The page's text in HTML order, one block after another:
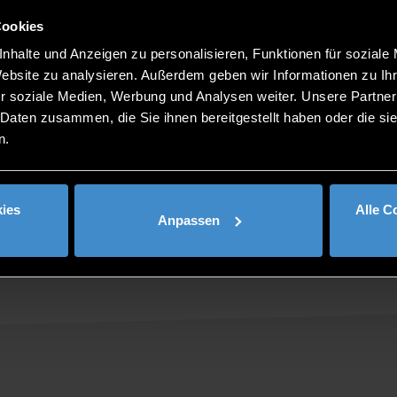
und Anzeigen zu personalisieren, Funktionen für soziale
zu analysieren. Außerdem geben wir Informationen zu
soziale Medien, Werbung und Analysen weiter. Unsere
zusammen, die Sie ihnen bereitgestellt haben oder die
Anpassen
Alle
Studium ist da. „Die Zahlen der Erhebung von
für ein praxisorientiertes Studium in enger
vom Career Service der THD. „Das duale
herrschenden Fachkräftemangel“, so Möginger weiter.
mit vertiefter Praxis werden an der THD
eine Vielzahl an Möglichkeiten und
an
wenden. Weitere Informationen